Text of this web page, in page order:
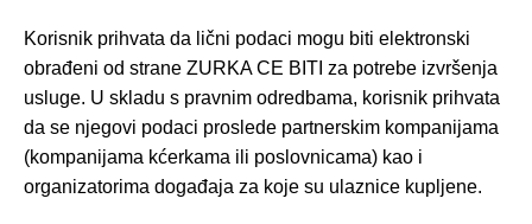
Korisnik prihvata da lični podaci mogu biti elektronski
obrađeni od strane ZURKA CE BITI za potrebe izvršenja
usluge. U skladu s pravnim odredbama, korisnik prihvata
da se njegovi podaci proslede partnerskim kompanijama
(kompanijama kćerkama ili poslovnicama) kao i
organizatorima događaja za koje su ulaznice kupljene.